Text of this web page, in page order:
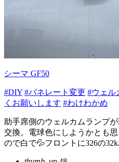
シーマ GF50
#DIY #バネレート変更 #ウェル
くお願いします #わけわかめ
助手席側のウェルカムランプ
交換。電球色にしようかとも
ので白で💦フロントに326の